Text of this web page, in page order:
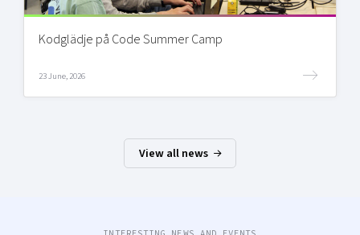
Kodglädje på Code Summer Camp
23 June, 2026
View all news